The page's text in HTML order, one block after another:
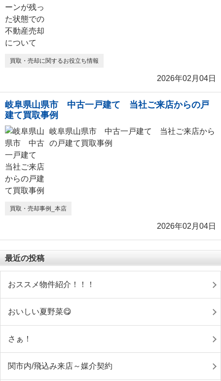
買取・売却に関するお役立ち情報
2026年02月04日
岐阜県山県市 中古一戸建て 当社ご来店からの戸
建て買取事例
岐阜県山県市 中古一戸建て 当社ご来店から
の戸建て買取事例
買取・売却事例_本店
2026年02月04日
最近の投稿
おススメ物件紹介！！！
おいしい夏野菜😋
さぁ！
関市内/飛込み来店～媒介契約